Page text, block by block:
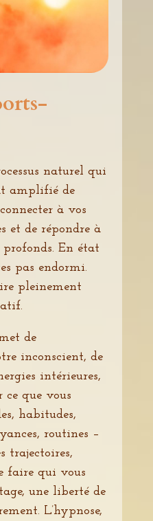
naturel qui
amplifié de
à vos
et de répondre à
profonds. En état
pas endormi.
pleinement
de
inconscient, de
intérieures,
ce que vous
habitudes,
routines –
trajectoires,
faire qui vous
une liberté de
L’hypnose,